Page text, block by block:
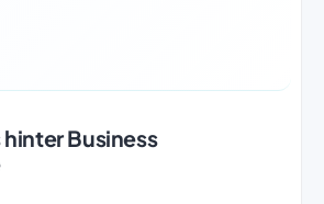
hinter Business